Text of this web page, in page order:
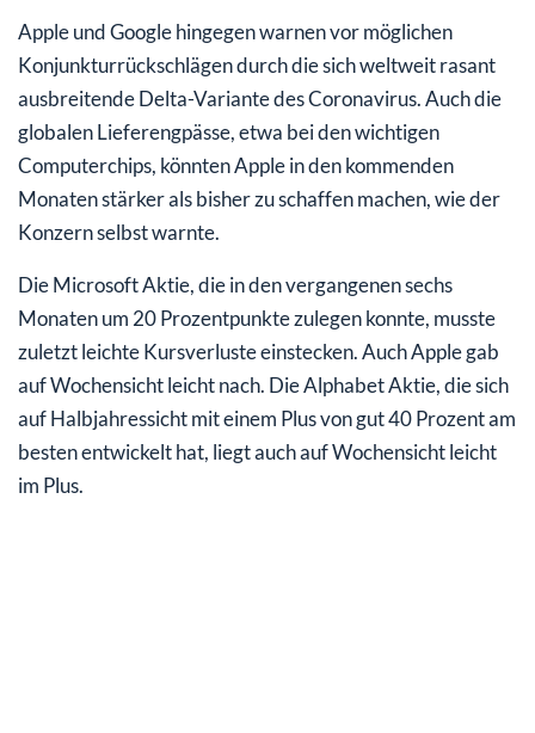
Apple und Google hingegen warnen vor möglichen
Konjunkturrückschlägen durch die sich weltweit rasant
ausbreitende Delta-Variante des Coronavirus. Auch die
globalen Lieferengpässe, etwa bei den wichtigen
Computerchips, könnten Apple in den kommenden
Monaten stärker als bisher zu schaffen machen, wie der
Konzern selbst warnte.
Die Microsoft Aktie, die in den vergangenen sechs
Monaten um 20 Prozentpunkte zulegen konnte, musste
zuletzt leichte Kursverluste einstecken. Auch Apple gab
auf Wochensicht leicht nach. Die Alphabet Aktie, die sich
auf Halbjahressicht mit einem Plus von gut 40 Prozent am
besten entwickelt hat, liegt auch auf Wochensicht leicht
im Plus.